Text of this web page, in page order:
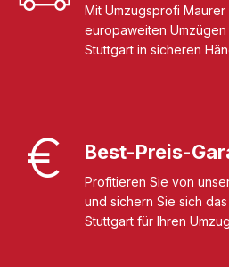
Mit Umzugsprofi Maurer
europaweiten
Stuttgart in sicheren
Best-Preis-
Profitieren Sie von
und sichern Sie sich
Stuttgart für Ihren